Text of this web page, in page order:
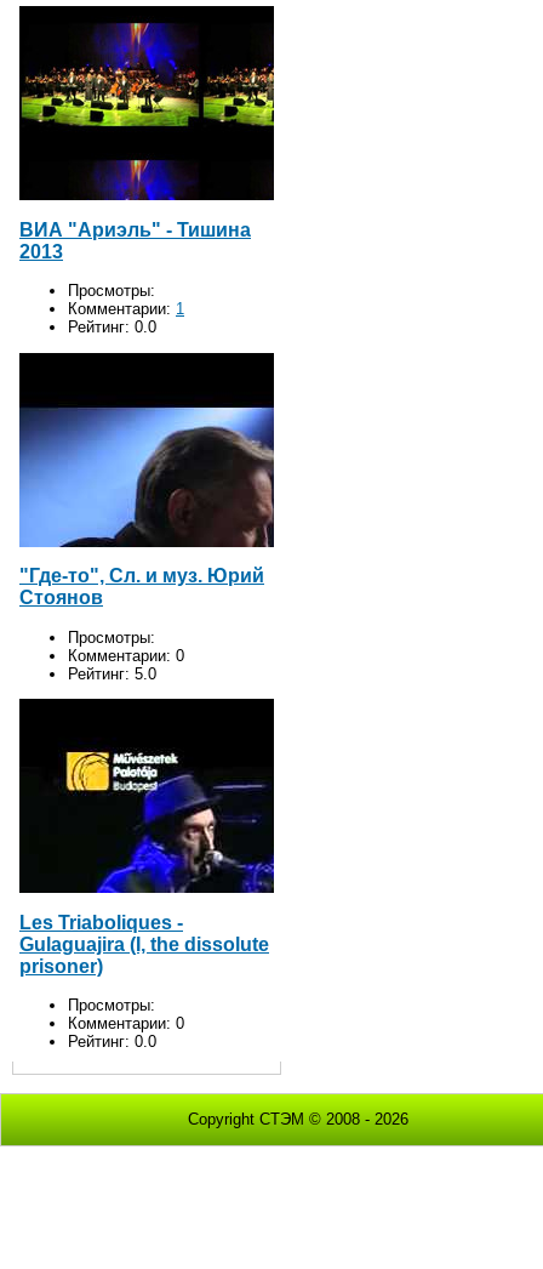
ВИА "Ариэль" - Тишина
2013
Просмотры:
Комментарии: 1
Рейтинг: 0.0
"Где-то", Сл. и муз. Юрий
Стоянов
Просмотры:
Комментарии: 0
Рейтинг: 5.0
Les Triaboliques -
Gulaguajira (I, the dissolute
prisoner)
Просмотры:
Комментарии: 0
Рейтинг: 0.0
Copyright СТЭМ © 2008 - 2026